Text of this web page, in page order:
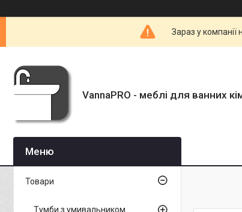
Зараз у
VannaPRO - меблі для ванних
Товари
Тумби з умивальником